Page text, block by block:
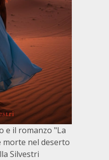
e il romanzo "La
morte nel deserto
Silvestri